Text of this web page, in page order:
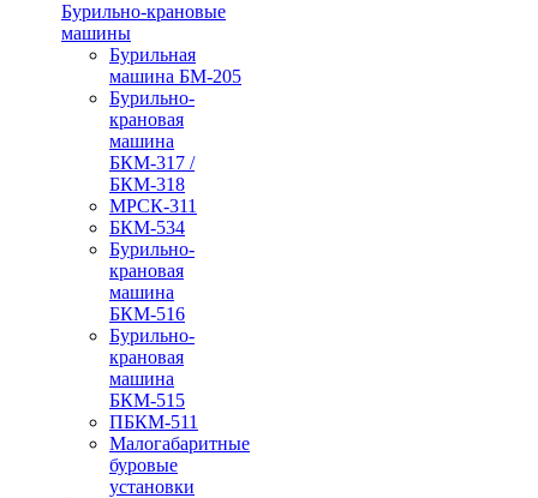
Бурильно-крановые
машины
Бурильная
машина БМ-205
Бурильно-
крановая
машина
БКМ-317 /
БКМ-318
МРСК-311
БКМ-534
Бурильно-
крановая
машина
БКМ-516
Бурильно-
крановая
машина
БКМ-515
ПБКМ-511
Малогабаритные
буровые
установки